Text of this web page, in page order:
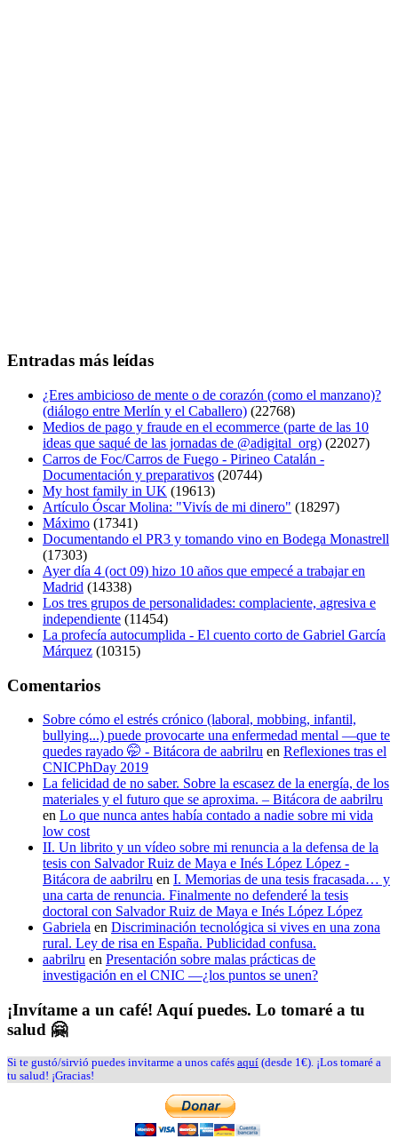
Entradas más leídas
¿Eres ambicioso de mente o de corazón (como el manzano)?
(diálogo entre Merlín y el Caballero) (22768)
Medios de pago y fraude en el ecommerce (parte de las 10
ideas que saqué de las jornadas de @adigital_org) (22027)
Carros de Foc/Carros de Fuego - Pirineo Catalán -
Documentación y preparativos (20744)
My host family in UK (19613)
Artículo Óscar Molina: "Vivís de mi dinero" (18297)
Máximo (17341)
Documentando el PR3 y tomando vino en Bodega Monastrell
(17303)
Ayer día 4 (oct 09) hizo 10 años que empecé a trabajar en
Madrid (14338)
Los tres grupos de personalidades: complaciente, agresiva e
independiente (11454)
La profecía autocumplida - El cuento corto de Gabriel García
Márquez (10315)
Comentarios
Sobre cómo el estrés crónico (laboral, mobbing, infantil,
bullying...) puede provocarte una enfermedad mental —que te
quedes rayado 🤭 - Bitácora de aabrilru en Reflexiones tras el
CNICPhDay 2019
La felicidad de no saber. Sobre la escasez de la energía, de los
materiales y el futuro que se aproxima. – Bitácora de aabrilru
en Lo que nunca antes había contado a nadie sobre mi vida
low cost
II. Un librito y un vídeo sobre mi renuncia a la defensa de la
tesis con Salvador Ruiz de Maya e Inés López López -
Bitácora de aabrilru en I. Memorias de una tesis fracasada… y
una carta de renuncia. Finalmente no defenderé la tesis
doctoral con Salvador Ruiz de Maya e Inés López López
Gabriela en Discriminación tecnológica si vives en una zona
rural. Ley de risa en España. Publicidad confusa.
aabrilru en Presentación sobre malas prácticas de
investigación en el CNIC —¿los puntos se unen?
¡Invítame a un café! Aquí puedes. Lo tomaré a tu
salud 🤗
Si te gustó/sirvió puedes invitarme a unos cafés aquí (desde 1€). ¡Los tomaré a
tu salud! ¡Gracias!